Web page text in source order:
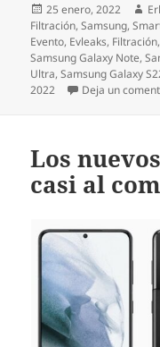
Publicado
el
25 enero, 2022
Filtración,Samsung,
Evento, Evleaks, Filtración
Samsung Galaxy Note,
Ultra,Samsung Galaxy
2022
Deja un
Los
casi al